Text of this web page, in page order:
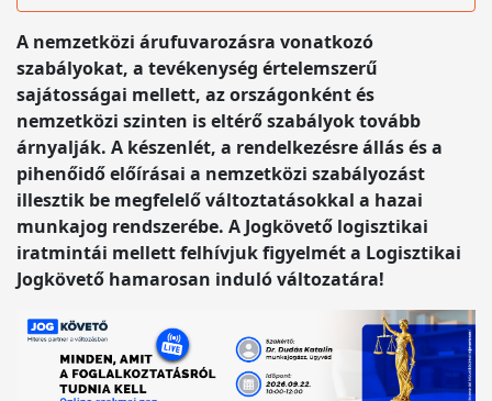
A nemzetközi árufuvarozásra vonatkozó
szabályokat, a tevékenység értelemszerű
sajátosságai mellett, az országonként és
nemzetközi szinten is eltérő szabályok tovább
árnyalják. A készenlét, a rendelkezésre állás és a
pihenőidő előírásai a nemzetközi szabályozást
illesztik be megfelelő változtatásokkal a hazai
munkajog rendszerébe. A Jogkövető logisztikai
iratmintái mellett felhívjuk figyelmét a Logisztikai
Jogkövető hamarosan induló változatára!